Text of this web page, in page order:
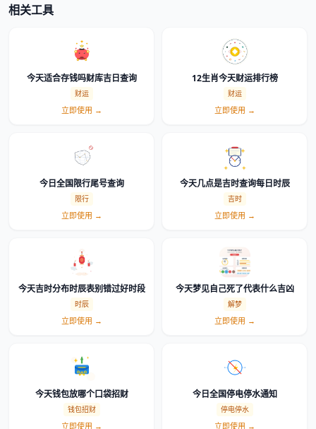
相关工具
今天适合存钱吗财库吉日查询
财运
立即使用 →
12生肖今天财运排行榜
财运
立即使用 →
今日全国限行尾号查询
限行
立即使用 →
今天几点是吉时查询每日时辰
吉时
立即使用 →
今天吉时分布时辰表别错过好时段
时辰
立即使用 →
今天梦见自己死了代表什么吉凶
解梦
立即使用 →
今天钱包放哪个口袋招财
钱包招财
立即使用 →
今日全国停电停水通知
停电停水
立即使用 →